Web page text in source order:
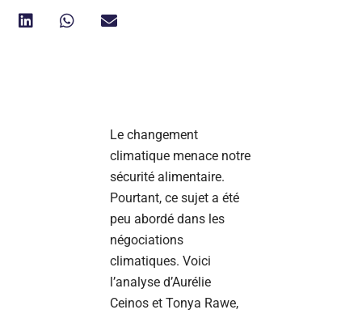
Le changement
climatique menace notre
sécurité alimentaire.
Pourtant, ce sujet a été
peu abordé dans les
négociations
climatiques. Voici
l’analyse d’Aurélie
Ceinos et Tonya Rawe,